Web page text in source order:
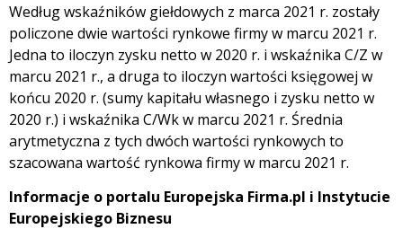
Według wskaźników giełdowych z marca 2021 r. zostały
policzone dwie wartości rynkowe firmy w marcu 2021 r.
Jedna to iloczyn zysku netto w 2020 r. i wskaźnika C/Z w
marcu 2021 r., a druga to iloczyn wartości księgowej w
końcu 2020 r. (sumy kapitału własnego i zysku netto w
2020 r.) i wskaźnika C/Wk w marcu 2021 r. Średnia
arytmetyczna z tych dwóch wartości rynkowych to
szacowana wartość rynkowa firmy w marcu 2021 r.
Informacje o portalu Europejska Firma.pl i Instytucie
Europejskiego Biznesu